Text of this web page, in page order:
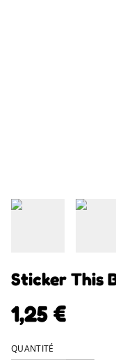
Sticker This
1,25 €
QUANTITÉ